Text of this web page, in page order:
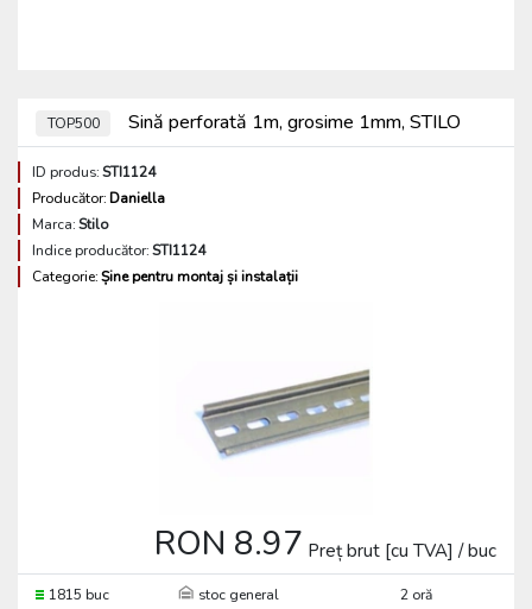
TOP500 Sină perforată 1m, grosime 1mm, STILO
ID produs:STI1124
Producător:Daniella
Marca:Stilo
Indice producător:STI1124
Categorie:Șine pentru montaj și instalații
RON 8.97 Preț brut [cu TVA] / buc
1815 buc stoc general
2 oră